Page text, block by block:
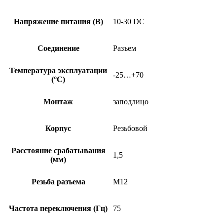
Напряжение питания (В) 10-30 DC
Соединение Разъем
Температура эксплуатации
(°C)
-25…+70
Монтаж заподлицо
Корпус Резьбовой
Расстояние срабатывания
(мм)
1,5
Резьба разъема M12
Частота переключения (Гц) 75